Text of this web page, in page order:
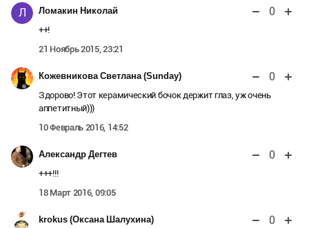
Л Ломакин Николай 0
++!
21 Ноябрь 2015, 23:21
Кожевникова Светлана (Sunday) 0
Здорово! Этот керамический бочок держит глаз, уж очень
аппетитный)))
10 Февраль 2016, 14:52
Александр Дегтев 0
+++!!!
18 Март 2016, 09:05
krokus (Оксана Шалухина) 0